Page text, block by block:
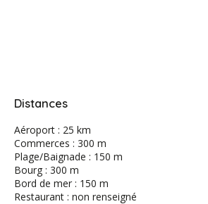
Distances
Aéroport : 25 km
Commerces : 300 m
Plage/Baignade : 150 m
Bourg : 300 m
Bord de mer : 150 m
Restaurant : non renseigné